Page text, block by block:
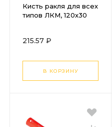
Кисть ракля для всех
типов ЛКМ, 120х30
рукоятка Matrix
215.57 ₽
В КОРЗИНУ